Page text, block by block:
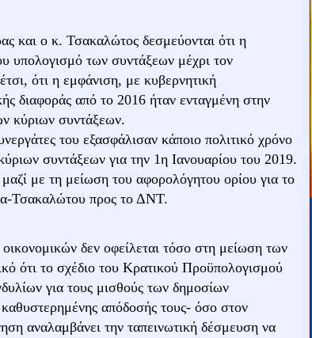
και ο κ. Τσακαλώτος δεσμεύονται ότι η
υπολογισμό των συντάξεων μέχρι τον
ότι η εμφάνιση, με κυβερνητική
διαφοράς από το 2016 ήταν ενταγμένη στην
κύριων συντάξεων.
του εξασφάλισαν κάποιο πολιτικό χρόνο
συντάξεων για την 1η Ιανουαρίου του 2019.
με τη μείωση του αφορολόγητου ορίου για το
Τσακαλώτου προς το ΔΝΤ.
δεν οφείλεται τόσο στη μείωση των
ότι το σχέδιο του Κρατικού Προϋπολογισμού
για τους μισθούς των δημοσίων
απόδοσής τους- όσο στον
αναλαμβάνει την ταπεινωτική δέσμευση να